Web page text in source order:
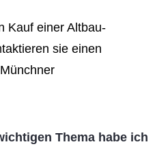
Kauf einer Altbau-
sie einen
Thema habe ich